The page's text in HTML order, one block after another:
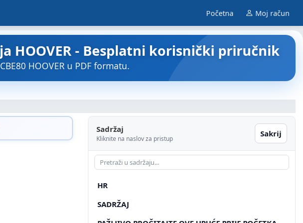
Početna Moj račun
HOOVER - Besplatni korisnički priručnik
HOOVER u PDF formatu.
Sadržaj
Kliknite na naslov za pristup
Sakrij
HR
SADRŽAJ